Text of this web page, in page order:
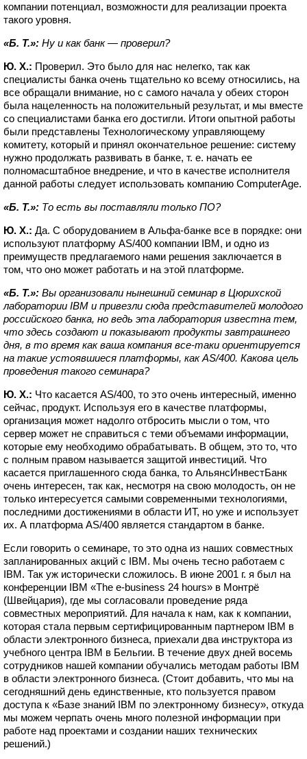
компании потенциал, возможности для реализации проекта
такого уровня.
«Б. Т.»: Ну и как банк — проверил?
Ю. Х.: Проверил. Это было для нас нелегко, так как
специалисты банка очень тщательно ко всему относились, на
все обращали внимание, но с самого начала у обеих сторон
была нацеленность на положительный результат, и мы вместе
со специалистами банка его достигли. Итоги опытной работы
были представлены Технологическому управляющему
комитету, который и принял окончательное решение: систему
нужно продолжать развивать в банке, т. е. начать ее
полномасштабное внедрение, и что в качестве исполнителя
данной работы следует использовать компанию ComputerAge.
«Б. Т.»: То есть вы поставляли только ПО?
Ю. Х.: Да. С оборудованием в Альфа-банке все в порядке: они
используют платформу АS/400 компании IBM, и одно из
преимуществ предлагаемого нами решения заключается в
том, что оно может работать и на этой платформе.
«Б. Т.»: Вы организовали нынешний семинар в Цюрихской
лаборатории IBM и привезли сюда представителей молодого
российского банка, но ведь эта лаборатория известна тем,
что здесь создают и показывают продукты завтрашнего
дня, в то время как ваша компания все-таки ориентируется
на такие устоявшиеся платформы, как AS/400. Какова цель
проведения такого семинара?
Ю. Х.: Что касается AS/400, то это очень интересный, именно
сейчас, продукт. Используя его в качестве платформы,
организация может надолго отбросить мысли о том, что
сервер может не справиться с теми объемами информации,
которые ему необходимо обрабатывать. В общем, это то, что
с полным правом называется защитой инвестиций. Что
касается приглашенного сюда банка, то АльянсИнвестБанк
очень интересен, так как, несмотря на свою молодость, он не
только интересуется самыми современными технологиями,
последними достижениями в области ИТ, но уже и использует
их. А платформа AS/400 является стандартом в банке.
Если говорить о семинаре, то это одна из наших совместных
запланированных акций с IBM. Мы очень тесно работаем с
IBM. Так уж исторически сложилось. В июне 2001 г. я был на
конференции IBM «The e-business 24 hours» в Монтрё
(Швейцария), где мы согласовали проведение ряда
совместных мероприятий. Для начала к нам, как к компании,
которая стала первым сертифицированным партнером IBM в
области электронного бизнеса, приехали два инструктора из
учебного центра IBM в Бельгии. В течение двух дней восемь
сотрудников нашей компании обучались методам работы IBM
в области электронного бизнеса. (Стоит добавить, что мы на
сегодняшний день единственные, кто пользуется правом
доступа к «Базе знаний IBM по электронному бизнесу», откуда
мы можем черпать очень много полезной информации при
работе над проектами и создании наших технических
решений.)